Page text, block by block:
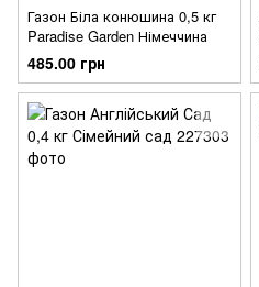
Газон Біла конюшина 0,5 кг
Paradise Garden Німеччина
485.00 грн